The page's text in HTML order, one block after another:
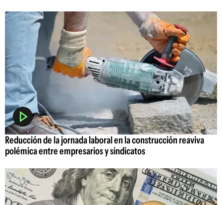
Reducción de la jornada laboral en la construcción reaviva
polémica entre empresarios y sindicatos